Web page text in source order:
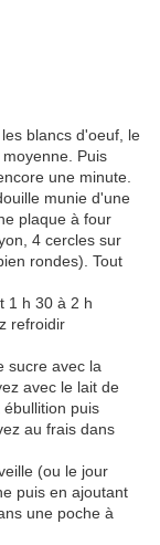
blancs d'oeuf, le
Puis
une minute.
munie d'une
plaque à four
4 cercles sur
rondes). Tout
1 h 30 à 2 h
refroidir
sucre avec la
avec le lait de
puis
au frais dans
(ou le jour
puis en ajoutant
une poche à